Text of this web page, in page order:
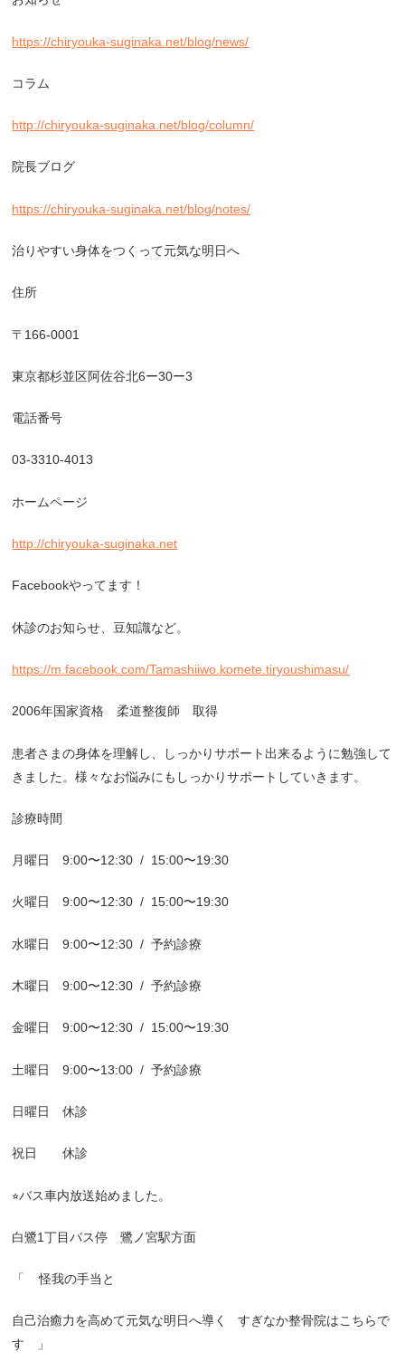
https://chiryouka-suginaka.net/blog/news/
コラム
http://chiryouka-suginaka.net/blog/column/
院長ブログ
https://chiryouka-suginaka.net/blog/notes/
治りやすい身体をつくって元気な明日へ
住所
〒 166-0001
東京都杉並区阿佐谷北6ー30ー3
電話番号
03-3310-4013
ホームページ
http://chiryouka-suginaka.net
Facebookやってます！
休診のお知らせ、豆知識など。
https://m.facebook.com/Tamashiiwo.komete.tiryoushimasu/
2006年国家資格 柔道整復師 取得
患者さまの身体を理解し、しっかりサポート出来るように勉強して
きました。様々なお悩みにもしっかりサポートしていきます。
診療時間
月曜日9:00〜12:30 / 15:00〜19:30
火曜日9:00〜12:30 / 15:00〜19:30
水曜日9:00〜12:30 / 予約診療
木曜日9:00〜12:30 / 予約診療
金曜日9:00〜12:30 / 15:00〜19:30
土曜日9:00〜13:00 / 予約診療
日曜日 休診
祝日 休診
⭐︎バス車内放送始めました。
白鷺1丁目バス停 鷺ノ宮駅方面
「 怪我の手当と
自己治癒力を高めて元気な明日へ導く
すぎなか整骨院はこちらで
す 」